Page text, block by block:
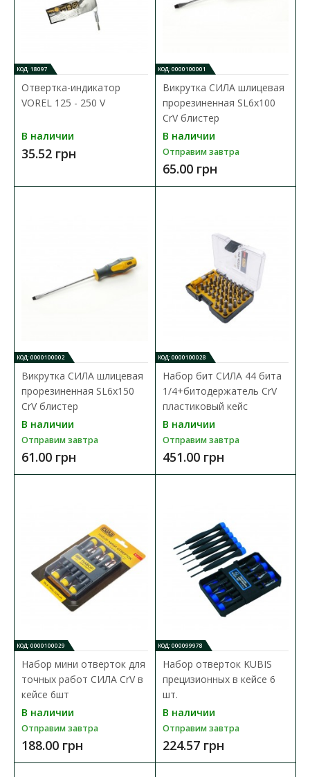
индикатор
Доступность: В наличии
Набор изолированных отверток YATO YT-282681 серии slim с
наконечником Philips. Коническая форма лез..
992.34 грн
Набор отверток диэлектрических YATO 1000 V +
индикатор
Диэлектрические изолированные отвертки с крестовым
шлицем YATO YT-282680 Набор диэлектрических отв..
405.76 грн
В КОРЗИНУ
КОД: 18097
Отвертка-индикатор
VOREL 125 - 250 V
В наличии
35.52 грн
КОД: 0000100001
Викрутка СИЛА шлицевая
прорезиненная SL6x100
CrV блистер
В наличии
Отправим завтра
65.00 грн
КОД: 0000100002
Викрутка СИЛА шлицевая
прорезиненная SL6x150
CrV блистер
В наличии
Отправим завтра
61.00 грн
КОД: 0000100028
Набор бит СИЛА 44 бита
1/4+битодержатель CrV
пластиковый кейс
В наличии
Отправим завтра
451.00 грн
КОД: 0000100029
Набор мини отверток для
точных работ СИЛА CrV в
кейсе 6шт
В наличии
Отправим завтра
188.00 грн
КОД: 000099978
Набор отверток KUBIS
прецизионных в кейсе 6
шт.
В наличии
Отправим завтра
224.57 грн